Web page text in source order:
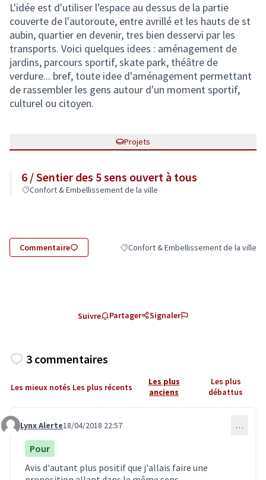
L'idée est d'utiliser l'espace au dessus de la partie
couverte de l'autoroute, entre avrillé et les hauts de st
aubin, quartier en devenir, tres bien desservi par les
transports. Voici quelques idees : aménagement de
jardins, parcours sportif, skate park, théâtre de
verdure... bref, toute idee d'aménagement permettant
de rassembler les gens autour d'un moment sportif,
culturel ou citoyen.
Projets
6 / Sentier des 5 sens ouvert à tous
Confort & Embellissement de la ville
Commentaire Filtrer les résultats de la catégorie :
Confort & Embellissement de la ville
Suivre Partager Signaler
3 commentaires
Les mieux notés Les plus récents
Les plus
anciens
Les plus
débattus
Commentaire 641
Lynx Alerte18/04/2018 22:57 …
Pour
Avis d'autant plus positif que j'allais faire une